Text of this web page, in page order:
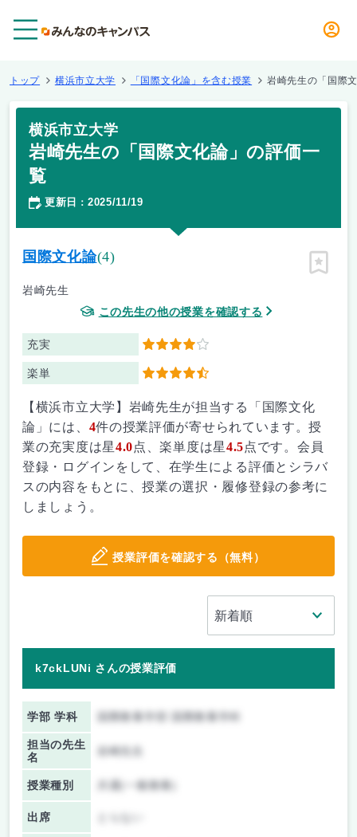
トップ 横浜市立大学 「国際文化論」を含む授業 岩崎先生の「国際
横浜市立大学
岩崎先生の「国際文化論」の評価一
覧
更新日 ： 2025/11/19
国際文化論(4)
岩崎先生
この先生の他の授業を確認する
充実 4
楽単 4.5
ピン留
【横浜市立大学】岩崎先生が担当する「国際文化
論」には、 4件の授業評価が寄せられています。授
業の充実度は星4.0点、楽単度は星4.5点です。会員
登録・ログインをして、在学生による評価とシラバ
スの内容をもとに、授業の選択・履修登録の参考に
しましょう。
授業評価を確認する（無料）
k7ckLUNi さんの授業評価
学部 学科 国際教養学部 国際教養学科
担当の先生
名
岩崎先生
授業種別 共通(一般教養)
出席